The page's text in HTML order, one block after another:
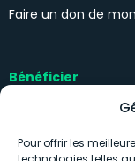
Pour offrir les
Faire un don de
Bénéficier